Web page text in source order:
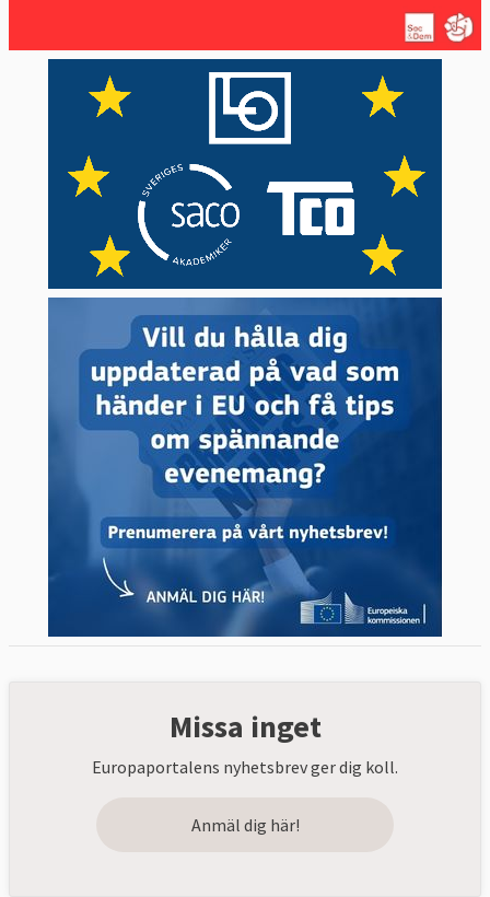
Missa inget
Europaportalens nyhetsbrev ger dig koll.
Anmäl dig här!